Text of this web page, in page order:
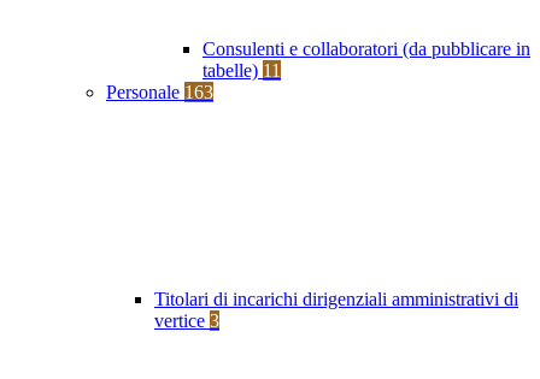
Consulenti e collaboratori (da pubblicare in
tabelle) 11
Personale 163
Titolari di incarichi dirigenziali amministrativi di
vertice 3